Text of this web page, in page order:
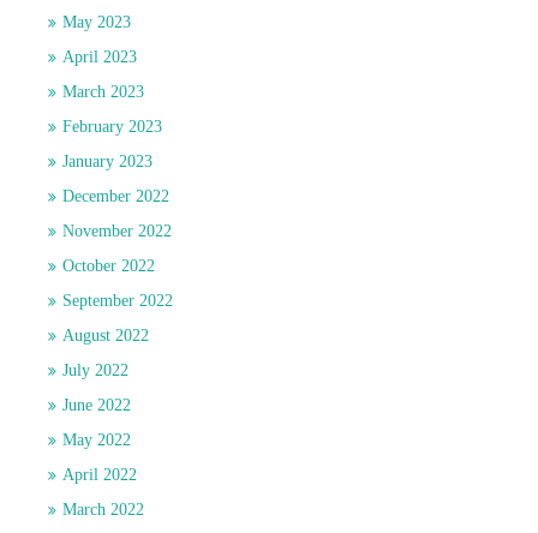
May 2023
April 2023
March 2023
February 2023
January 2023
December 2022
November 2022
October 2022
September 2022
August 2022
July 2022
June 2022
May 2022
April 2022
March 2022